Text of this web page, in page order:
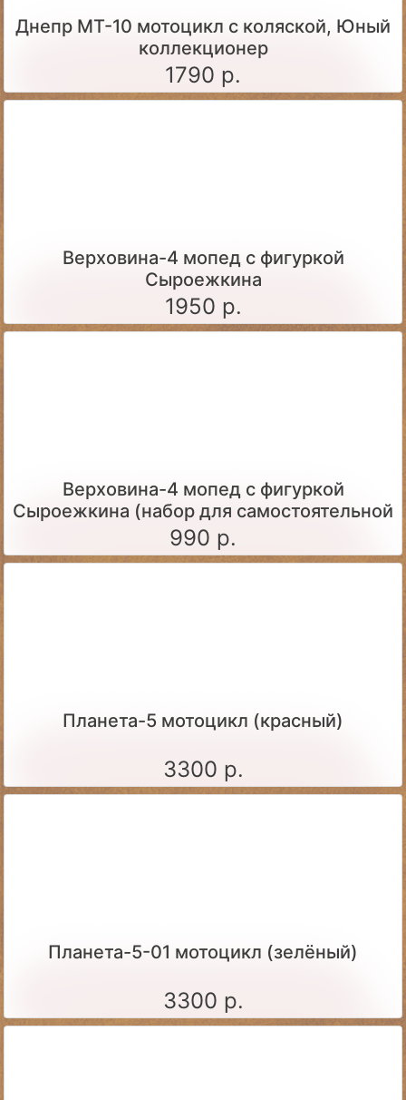
Днепр МТ-10 мотоцикл с коляской, Юный
коллекционер
1790 р.
Верховина-4 мопед с фигуркой
Сыроежкина
1950 р.
Верховина-4 мопед с фигуркой
Сыроежкина (набор для самостоятельной
сборки)
990 р.
Планета-5 мотоцикл (красный)
3300 р.
Планета-5-01 мотоцикл (зелёный)
3300 р.